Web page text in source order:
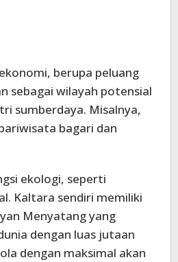
berupa peluang
sebagai wilayah potensial
sumberdaya. Misalnya,
bagari dan
ekologi, seperti
Kaltara sendiri memiliki
Menyatang yang
dengan luas jutaan
dengan maksimal akan